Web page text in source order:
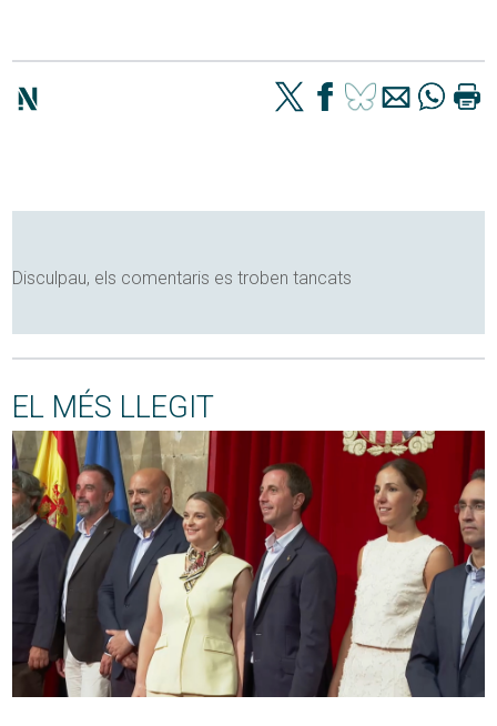
Disculpau, els comentaris es troben tancats
EL MÉS LLEGIT